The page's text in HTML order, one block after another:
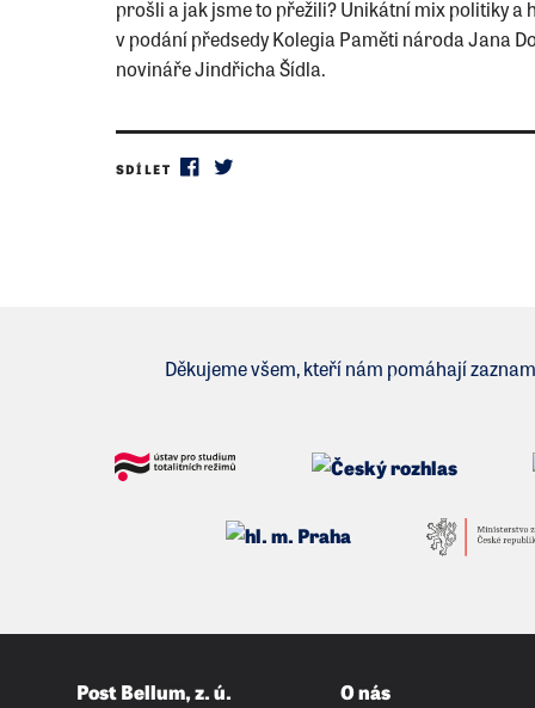
prošli a jak jsme to přežili? Unikátní mix politiky a
v podání předsedy Kolegia Paměti národa Jana
novináře Jindřicha Šídla.
SDÍLET
Děkujeme všem, kteří nám pomáhají
Post Bellum, z. ú. O nás